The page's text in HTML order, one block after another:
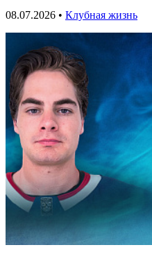
08.07.2026 • Клубная жизнь